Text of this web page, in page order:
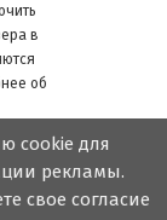
в
об
cookie для
рекламы.
свое согласие